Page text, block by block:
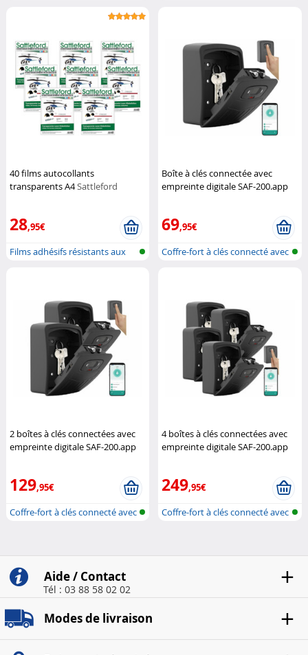
40 films autocollants
transparents A4Sattleford
28,95€
Films adhésifs résistants aux
Boîte à clés connectée avec
empreinte digitale SAF-200.app
69,95€
Coffre-fort à clés connecté avec
2 boîtes à clés connectées avec
empreinte digitale SAF-200.app
129,95€
Coffre-fort à clés connecté avec
4 boîtes à clés connectées avec
empreinte digitale SAF-200.app
249,95€
Coffre-fort à clés connecté avec
Aide / Contact
Tél : 03 88 58 02 02
Modes de livraison